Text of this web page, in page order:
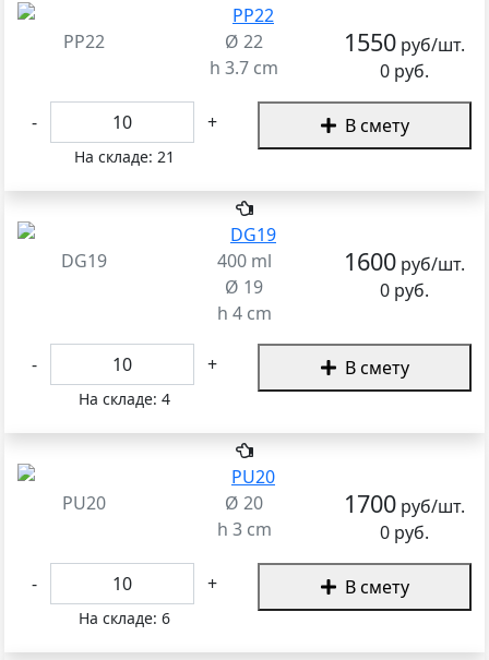
PP22
Ø 22
h 3.7 cm
1550 руб/шт.
0 руб.
- +
На складе: 21
В смету
DG19
400 ml
Ø 19
h 4 cm
1600 руб/шт.
0 руб.
- +
На складе: 4
В смету
PU20
Ø 20
h 3 cm
1700 руб/шт.
0 руб.
- +
На складе: 6
В смету